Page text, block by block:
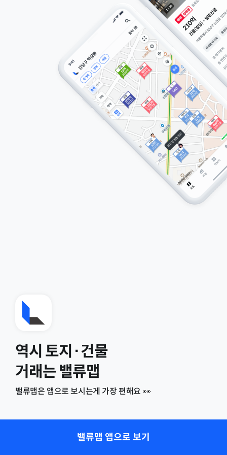
역시 토지·건물
거래는 밸류맵
밸류맵은 앱으로 보시는게 가장 편해요 👀
밸류맵 앱으로 보기